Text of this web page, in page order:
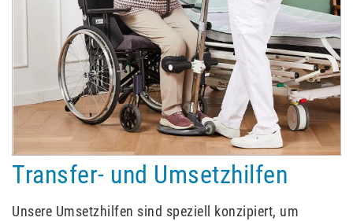
Transfer- und Umsetzhilfen
Unsere Umsetzhilfen sind speziell konzipiert, um